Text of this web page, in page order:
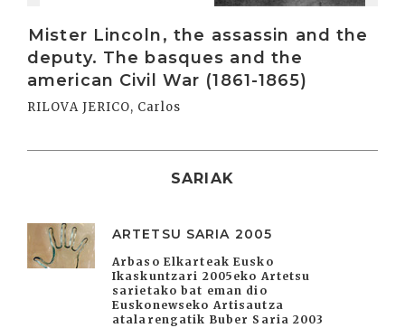
Mister Lincoln, the assassin and the
deputy. The basques and the
american Civil War (1861-1865)
RILOVA JERICO, Carlos
SARIAK
ARTETSU SARIA 2005
Arbaso Elkarteak Eusko
Ikaskuntzari 2005eko Artetsu
sarietako bat eman dio
Euskonewseko Artisautza
atalarengatik Buber Saria 2003